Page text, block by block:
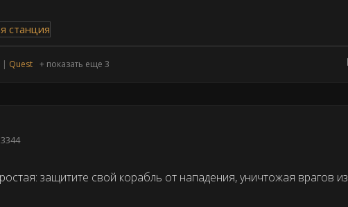
Quest + показать еще 3
защитите свой корабль от нападения, уничтожая врагов из